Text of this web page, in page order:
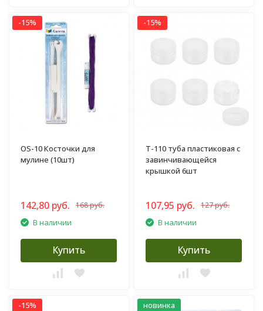
-15%
OS-10 Косточки для
мулине (10шт)
142,80 руб. 168 руб.
В наличии
Купить
-15%
T-110 туба пластиковая с
завинчивающейся
крышкой 6шт
107,95 руб. 127 руб.
В наличии
Купить
-15%
новинка